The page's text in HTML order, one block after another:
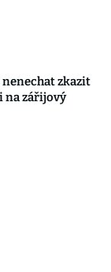
nenechat zkazit
na zářijový